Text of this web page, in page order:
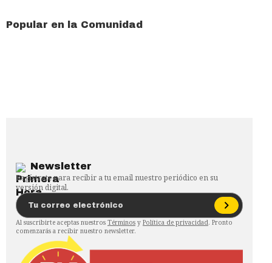
Popular en la Comunidad
Newsletter
Regístrate para recibir a tu email nuestro periódico en su
versión digital.
Al suscribirte aceptas nuestros Términos y Política de privacidad. Pronto
comenzarás a recibir nuestro newsletter.